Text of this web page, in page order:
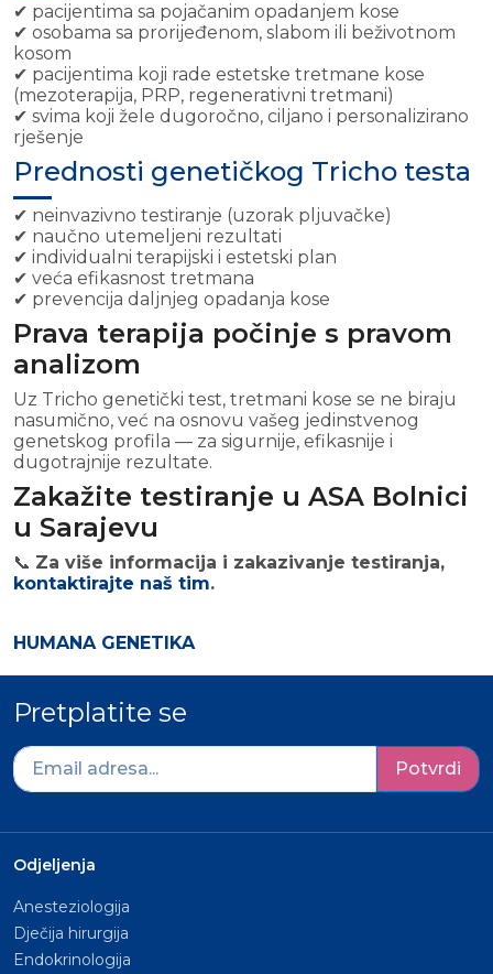
✔ pacijentima sa pojačanim opadanjem kose
✔ osobama sa prorijeđenom, slabom ili beživotnom
kosom
✔ pacijentima koji rade estetske tretmane kose
(mezoterapija, PRP, regenerativni tretmani)
✔ svima koji žele dugoročno, ciljano i personalizirano
rješenje
Prednosti genetičkog Tricho testa
✔ neinvazivno testiranje (uzorak pljuvačke)
✔ naučno utemeljeni rezultati
✔ individualni terapijski i estetski plan
✔ veća efikasnost tretmana
✔ prevencija daljnjeg opadanja kose
Prava terapija počinje s pravom
analizom
Uz Tricho genetički test, tretmani kose se ne biraju
nasumično, već na osnovu vašeg jedinstvenog
genetskog profila — za sigurnije, efikasnije i
dugotrajnije rezultate.
Zakažite testiranje u ASA Bolnici
u Sarajevu
📞 Za više informacija i zakazivanje testiranja,
kontaktirajte naš tim.
HUMANA GENETIKA
Pretplatite se
Potvrdi
Odjeljenja
Anesteziologija
Dječija hirurgija
Endokrinologija